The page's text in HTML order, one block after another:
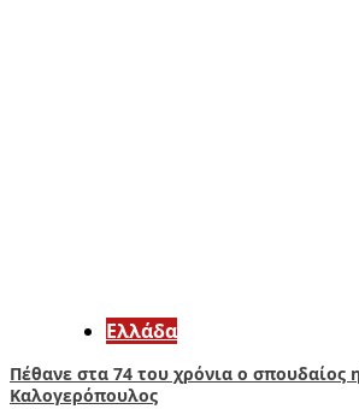
Ελλάδα
Πέθανε στα 74 του χρόνια ο σπουδαίος
Καλογερόπουλος